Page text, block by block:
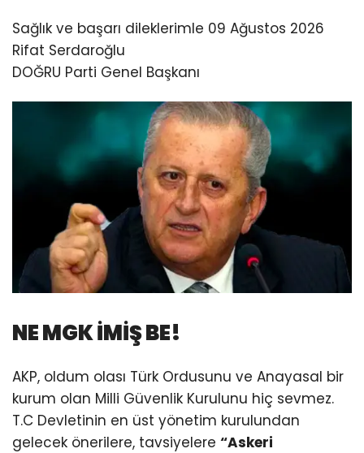
Sağlık ve başarı dileklerimle 09 Ağustos 2026
Rifat Serdaroğlu
DOĞRU Parti Genel Başkanı
NE MGK İMİŞ BE!
AKP, oldum olası Türk Ordusunu ve Anayasal bir
kurum olan Milli Güvenlik Kurulunu hiç sevmez.
T.C Devletinin en üst yönetim kurulundan
gelecek önerilere, tavsiyelere “Askeri